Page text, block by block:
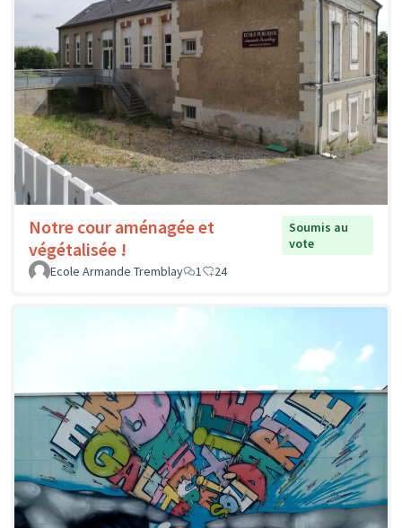
Notre cour aménagée et
végétalisée !
Soumis au
vote
Ecole Armande Tremblay
1 24